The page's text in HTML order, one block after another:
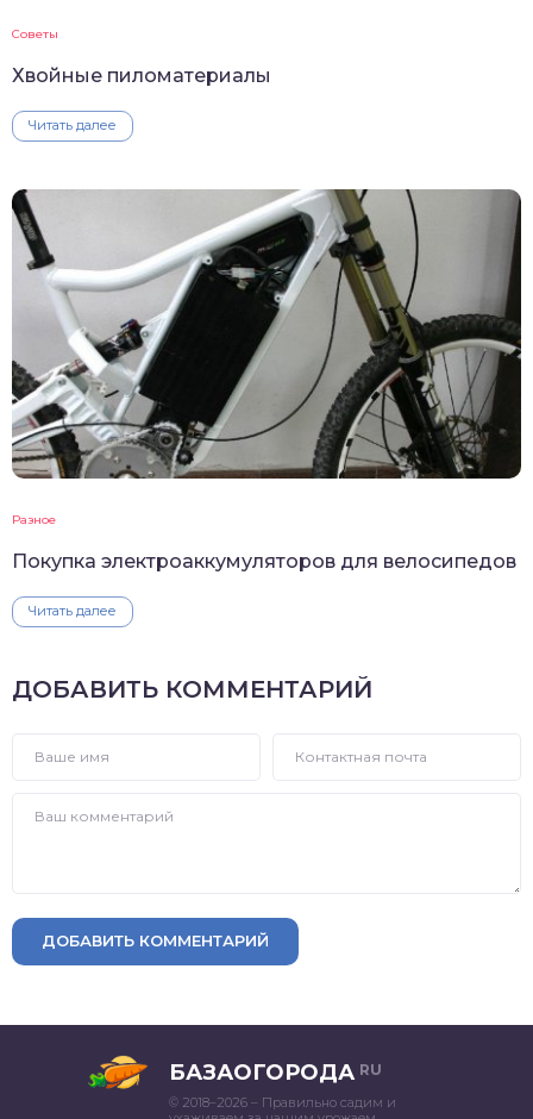
Советы
Хвойные пиломатериалы
Читать далее
Разное
Покупка электроаккумуляторов для велосипедов
Читать далее
ДОБАВИТЬ КОММЕНТАРИЙ
ДОБАВИТЬ КОММЕНТАРИЙ
БАЗАОГОРОДА RU
© 2018–2026 – Правильно садим и